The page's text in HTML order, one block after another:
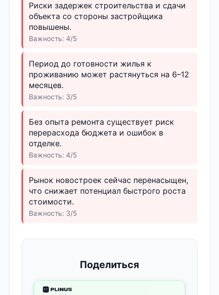
Риски задержек строительства и сдачи
объекта со стороны застройщика
повышены.
Важность: 4/5
Период до готовности жилья к
проживанию может растянуться на 6–12
месяцев.
Важность: 3/5
Без опыта ремонта существует риск
перерасхода бюджета и ошибок в
отделке.
Важность: 4/5
Рынок новостроек сейчас перенасыщен,
что снижает потенциал быстрого роста
стоимости.
Важность: 3/5
Поделиться